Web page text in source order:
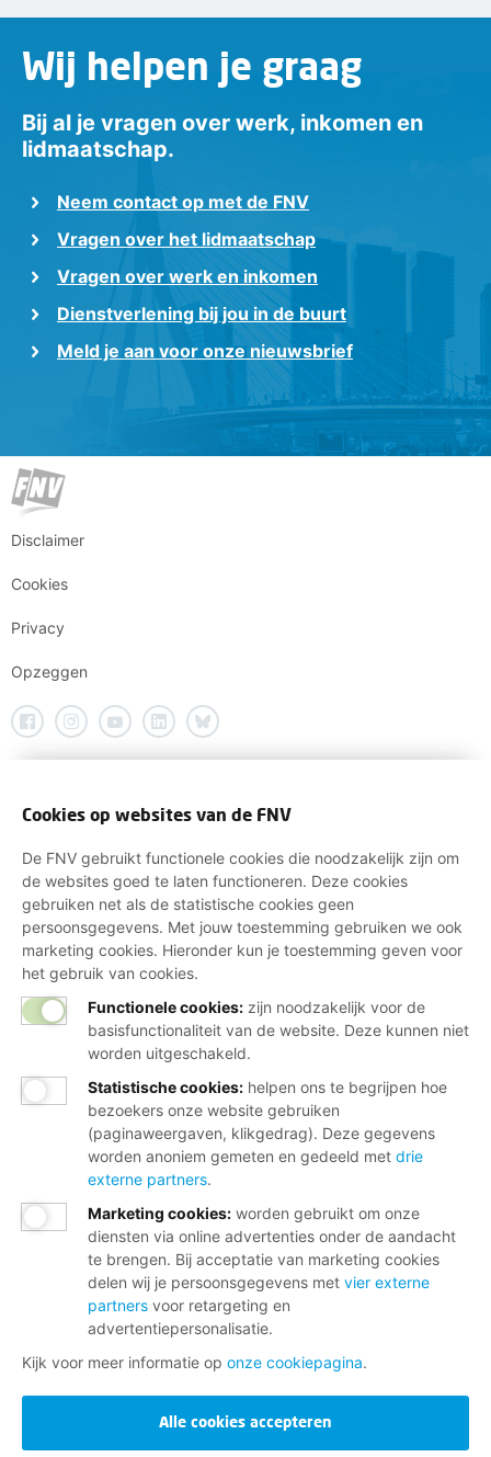
Wij helpen je graag
Bij al je vragen over werk, inkomen en
lidmaatschap.
Neem contact op met de FNV
Vragen over het lidmaatschap
Vragen over werk en inkomen
Dienstverlening bij jou in de buurt
Meld je aan voor onze nieuwsbrief
Disclaimer
Cookies
Privacy
Opzeggen
Cookies op websites van de FNV
De FNV gebruikt functionele cookies die noodzakelijk zijn om
de websites goed te laten functioneren. Deze cookies
gebruiken net als de statistische cookies geen
persoonsgegevens. Met jouw toestemming gebruiken we ook
marketing cookies. Hieronder kun je toestemming geven voor
het gebruik van cookies.
Functionele cookies: zijn noodzakelijk voor de
basisfunctionaliteit van de website. Deze kunnen niet
worden uitgeschakeld.
Statistische cookies: helpen ons te begrijpen hoe
bezoekers onze website gebruiken
(paginaweergaven, klikgedrag). Deze gegevens
worden anoniem gemeten en gedeeld met drie
externe partners.
Marketing cookies: worden gebruikt om onze
diensten via online advertenties onder de aandacht
te brengen. Bij acceptatie van marketing cookies
delen wij je persoonsgegevens met vier externe
partners voor retargeting en
advertentiepersonalisatie.
Kijk voor meer informatie op onze cookiepagina.
Alle cookies accepteren